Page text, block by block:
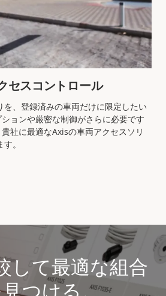
セスコントロール
を、登録済みの車両だけに限定したい
ョンや厳密な制御がさらに必要です
社に最適なAxisの車両アクセスソリ
。
して最適な組合